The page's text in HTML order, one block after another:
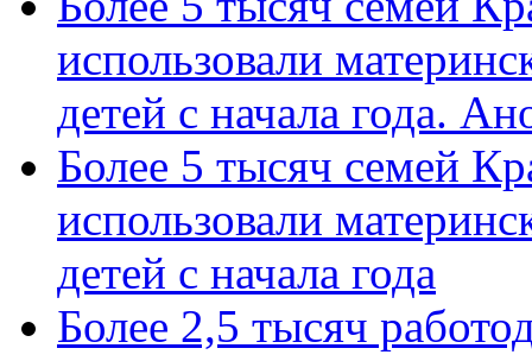
использовали
детей с начала года.
Более 5 тысяч семей
использовали
детей с начала года
Более 2,5 тысяч